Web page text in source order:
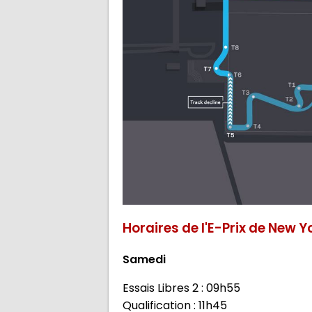
Horaires de l'E-Prix de New
Samedi
Essais Libres 2 : 09h55
Qualification : 11h45